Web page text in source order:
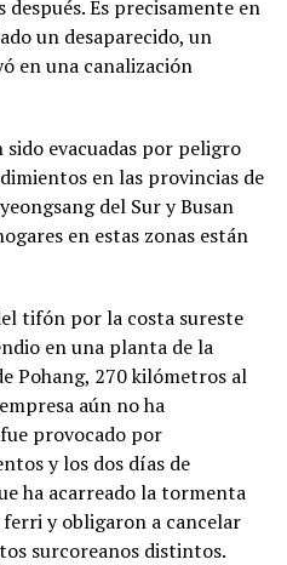
después. Es precisamente en
un desaparecido, un
en una canalización
sido evacuadas por peligro
en las provincias de
del Sur y Busan
en estas zonas están
tifón por la costa sureste
en una planta de la
Pohang, 270 kilómetros al
aún no ha
provocado por
y los dos días de
ha acarreado la tormenta
y obligaron a cancelar
surcoreanos distintos.